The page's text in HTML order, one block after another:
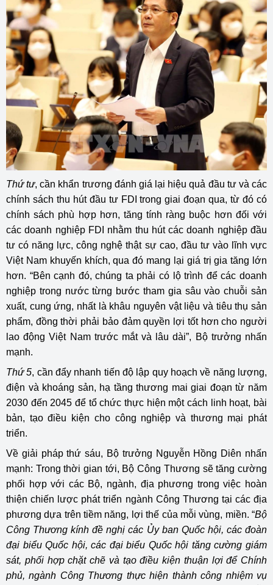
Thứ tư, cần khẩn trương đánh giá lại hiệu quả đầu tư và các
chính sách thu hút đầu tư FDI trong giai đoạn qua, từ đó có
chính sách phù hợp hơn, tăng tính ràng buộc hơn đối với
các doanh nghiệp FDI nhằm thu hút các doanh nghiệp đầu
tư có năng lực, công nghệ thật sự cao, đầu tư vào lĩnh vực
Việt Nam khuyến khích, qua đó mang lại giá trị gia tăng lớn
hơn. “Bên cạnh đó, chúng ta phải có lộ trình để các doanh
nghiệp trong nước từng bước tham gia sâu vào chuỗi sản
xuất, cung ứng, nhất là khâu nguyên vật liệu và tiêu thụ sản
phẩm, đồng thời phải bảo đảm quyền lợi tốt hơn cho người
lao động Việt Nam trước mắt và lâu dài”, Bộ trưởng nhấn
mạnh.
Thứ 5, cần đẩy nhanh tiến độ lập quy hoạch về năng lượng,
điện và khoáng sản, hạ tầng thương mai giai đoạn từ năm
2030 đến 2045 để tổ chức thực hiện một cách linh hoạt, bài
bản, tạo điều kiện cho công nghiệp và thương mại phát
triển.
Về giải pháp thứ sáu, Bộ trưởng Nguyễn Hồng Diên nhấn
mạnh: Trong thời gian tới, Bộ Công Thương sẽ tăng cường
phối hợp với các Bộ, ngành, địa phương trong việc hoàn
thiện chiến lược phát triển ngành Công Thương tại các địa
phương dựa trên tiềm năng, lợi thế của mỗi vùng, miền. “Bộ
Công Thương kính đề nghị các Ủy ban Quốc hội, các đoàn
đại biểu Quốc hội, các đại biểu Quốc hội tăng cường giám
sát, phối hợp chặt chẽ và tạo điều kiện thuận lợi để Chính
phủ, ngành Công Thương thực hiện thành công nhiệm vụ